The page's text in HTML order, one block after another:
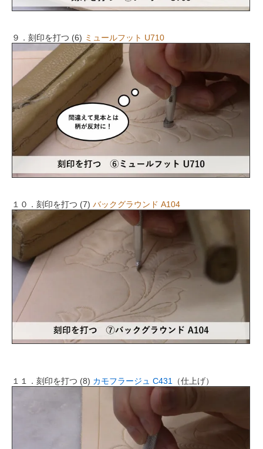
９．刻印を打つ (6) ミュールフット U710
１０．刻印を打つ (7) バックグラウンド A104
１１．刻印を打つ (8) カモフラージュ C431 （仕上げ）